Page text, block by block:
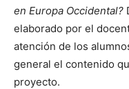
en Europa Occidental?
elaborado por el
atención de los
general el contenido
proyecto.